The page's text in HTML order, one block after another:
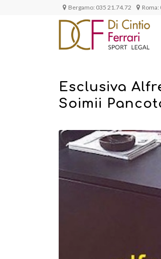
Bergamo: 035 21.74.72 Roma:
Esclusiva
Soimii